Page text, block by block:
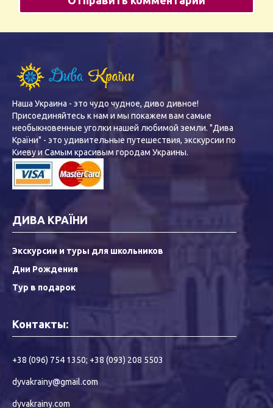
Наша Украина - это чудо чудное, диво дивное!
Присоединяйтесь к нам и мы покажем вам самые
необыкновенные уголки нашей любимой земли. "Дива
Країни" - это удивительные путешествия, экскурсии по
Киеву и Самым красивым городам Украины.
ДИВА КРАЇНИ
Экскурсии и туры для школьников
Дни Рождения
Тур в подарок
Контакты:
+38 (096) 754 1350; +38 (093) 208 5503
dyvakrainy@gmail.com
dyvakrainy.com